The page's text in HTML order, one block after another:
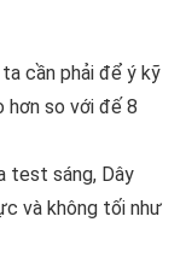
cần phải để ý kỹ
so với đế 8
test sáng, Dây
và không tối như